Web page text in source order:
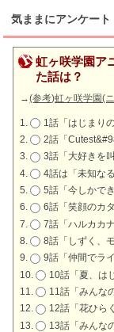
気ままにアンケート
虹ヶ咲学園ア
た話は？
→(参考)虹ヶ咲学園(
1話「はじまり
2話「
3話「大好きを叫
4話は「未知な
5話「今しかで
6話「笑顔のカタ
7話「ハルカカナ
8話「しずく、
9話「仲間でラ
10話「夏、は
11話「みんな
12話「花ひら
13話「みんな